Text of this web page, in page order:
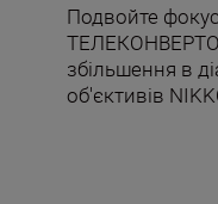
Подвойте
збільшення в
об'єктивів